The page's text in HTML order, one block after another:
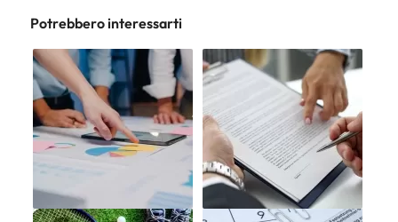
Potrebbero interessarti